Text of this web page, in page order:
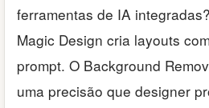
ferramentas de IA
Magic Design cria layouts
prompt. O Background
uma precisão que designer